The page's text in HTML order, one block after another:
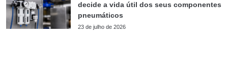
decide a vida útil dos seus componentes
pneumáticos
23 de julho de 2026